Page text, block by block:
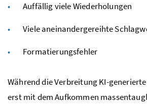
Auffällig viele Wiederholungen
Viele aneinandergereihte
Formatierungsfehler
Während die Verbreitung KI-
erst mit dem Aufkommen